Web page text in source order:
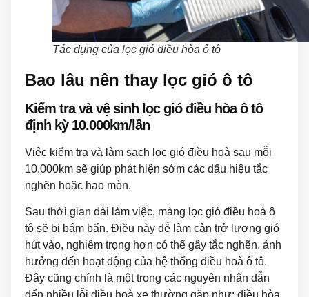
Tác dụng của lọc gió điều hòa ô tô
Bao lâu nên thay lọc gió ô tô
Kiểm tra và vệ sinh lọc gió điều hòa ô tô
định kỳ 10.000km/lần
Việc kiểm tra và làm sạch lọc gió điều hoà sau mỗi
10.000km sẽ giúp phát hiện sớm các dấu hiệu tắc
nghẽn hoặc hao mòn.
Sau thời gian dài làm việc, màng lọc gió điều hoà ô
tô sẽ bị bám bẩn. Điều này dễ làm cản trở lượng gió
hút vào, nghiêm trọng hơn có thể gây tắc nghẽn, ảnh
hưởng đến hoạt động của hệ thống điều hoà ô tô.
Đây cũng chính là một trong các nguyên nhân dẫn